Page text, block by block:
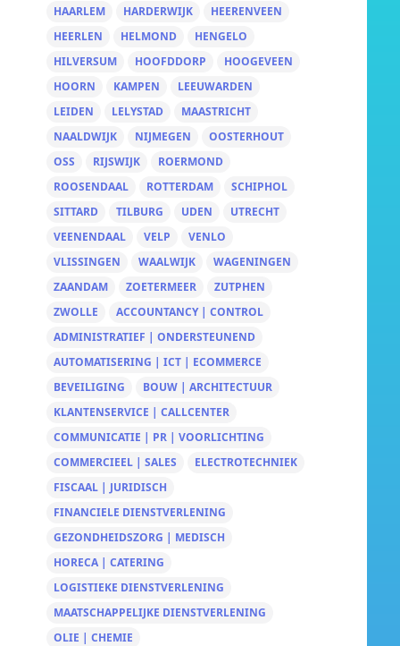
HAARLEM
HARDERWIJK
HEERENVEEN
HEERLEN
HELMOND
HENGELO
HILVERSUM
HOOFDDORP
HOOGEVEEN
HOORN
KAMPEN
LEEUWARDEN
LEIDEN
LELYSTAD
MAASTRICHT
NAALDWIJK
NIJMEGEN
OOSTERHOUT
OSS
RIJSWIJK
ROERMOND
ROOSENDAAL
ROTTERDAM
SCHIPHOL
SITTARD
TILBURG UDEN
UTRECHT
VEENENDAAL
VELP
VENLO
VLISSINGEN
WAALWIJK
WAGENINGEN
ZAANDAM
ZOETERMEER
ZUTPHEN
ZWOLLE
ACCOUNTANCY | CONTROL
ADMINISTRATIEF | ONDERSTEUNEND
AUTOMATISERING | ICT | ECOMMERCE
BEVEILIGING
BOUW | ARCHITECTUUR
KLANTENSERVICE | CALLCENTER
COMMUNICATIE | PR | VOORLICHTING
COMMERCIEEL | SALES
ELECTROTECHNIEK
FISCAAL | JURIDISCH
FINANCIELE DIENSTVERLENING
GEZONDHEIDSZORG | MEDISCH
HORECA | CATERING
LOGISTIEKE DIENSTVERLENING
MAATSCHAPPELIJKE DIENSTVERLENING
OLIE | CHEMIE